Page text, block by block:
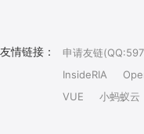
友情链接： 申请友链
InsideRIA
VUE
小蚂蚁云